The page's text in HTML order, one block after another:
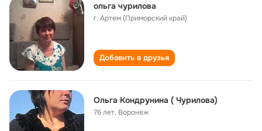
ольга чурилова
г. Артем (Приморский край)
Добавить в друзья
Ольга Кондрунина ( Чурилова)
76 лет, Воронеж